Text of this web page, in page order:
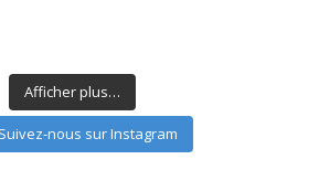
Afficher plus…
Suivez-nous sur Instagram